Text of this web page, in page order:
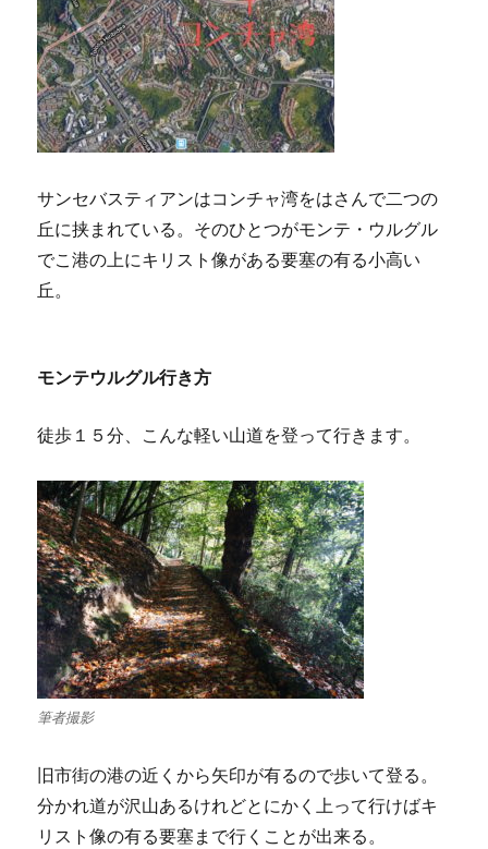
サンセバスティアンはコンチャ湾をはさんで二つの
丘に挟まれている。そのひとつがモンテ・ウルグル
でこ港の上にキリスト像がある要塞の有る小高い
丘。
モンテウルグル行き方
徒歩１５分、こんな軽い山道を登って行きます。
筆者撮影
旧市街の港の近くから矢印が有るので歩いて登る。
分かれ道が沢山あるけれどとにかく上って行けばキ
リスト像の有る要塞まで行くことが出来る。